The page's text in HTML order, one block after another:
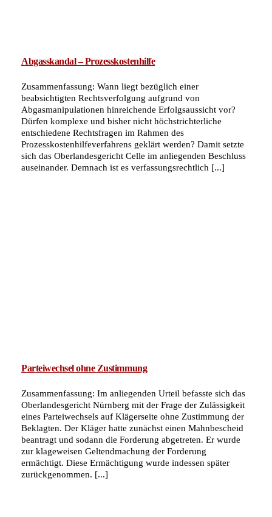
Abgasskandal – Prozesskostenhilfe
beabsichtigten Rechtsverfolgung aufgrund von
Abgasmanipulationen hinreichende Erfolgsaussicht vor?
Dürfen komplexe und bisher nicht höchstrichterliche
entschiedene Rechtsfragen im Rahmen des
Prozesskostenhilfeverfahrens geklärt werden? Damit setzte
sich das Oberlandesgericht Celle im anliegenden Beschluss
auseinander. Demnach ist es verfassungsrechtlich [...]
Parteiwechsel ohne Zustimmung
Oberlandesgericht Nürnberg mit der Frage der Zulässigkeit
eines Parteiwechsels auf Klägerseite ohne Zustimmung der
Beklagten. Der Kläger hatte zunächst einen Mahnbescheid
beantragt und sodann die Forderung abgetreten. Er wurde
zur klageweisen Geltendmachung der Forderung
ermächtigt. Diese Ermächtigung wurde indessen später
zurückgenommen. [...]